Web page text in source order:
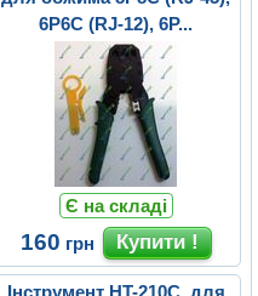
6P6C (RJ-12), 6P...
Є на складі
160 грн
Інструмент HT-210C, для